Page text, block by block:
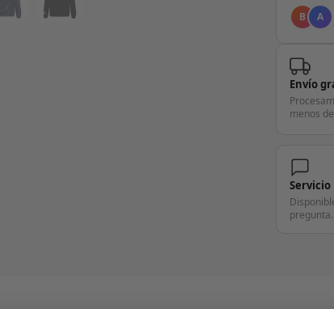
B A
Envío
menos
Servicio
pregunta.